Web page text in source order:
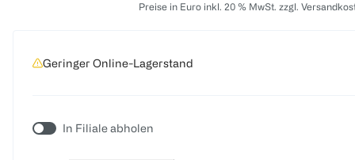
Preise in Euro inkl. 20 % MwSt. zzgl.
Geringer Online-Lagerstand
In Filiale abholen